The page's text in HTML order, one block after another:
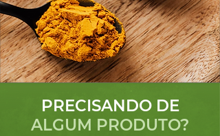
PRECISANDO DE
ALGUM PRODUTO?